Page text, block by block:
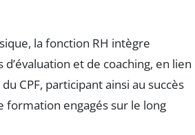
la fonction RH intègre
et de coaching, en lien
CPF, participant ainsi au succès
formation engagés sur le long